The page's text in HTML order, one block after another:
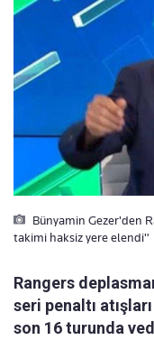
Bünyamin Gezer'den
takimi haksiz yere elendi"
Rangers
seri penaltı
son 16 turunda